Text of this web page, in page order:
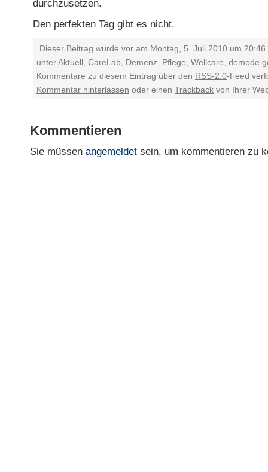
durchzusetzen.
Den perfekten Tag gibt es nicht.
Dieser Beitrag wurde vor am Montag, 5. Juli 2010 um
unterAktuell CareLab Demenz Pflege Wellcare demode
Kommentare zu diesem Eintrag über den RSS-2.0-Feed
Kommentar hinterlassen oder einen Trackback von Ihrer
Kommentieren
Sie müssen angemeldet sein, um kommentieren zu